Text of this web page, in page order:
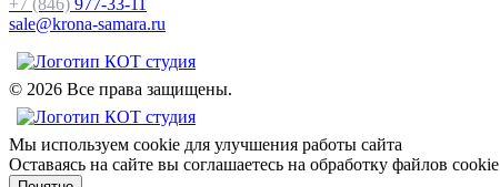
sale@krona-samara.ru
© 2026 Все права защищены.
Мы используем cookie для улучшения работы сайта
Оставаясь на сайте вы соглашаетесь на обработку файлов cookie